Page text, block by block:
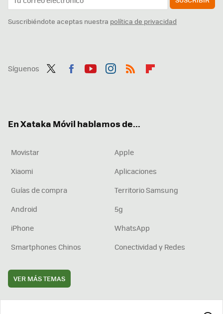
Suscribiéndote aceptas nuestra política de privacidad
Síguenos
En Xataka Móvil hablamos de...
Movistar
Apple
Xiaomi
Aplicaciones
Guías de compra
Territorio Samsung
Android
5g
iPhone
WhatsApp
Smartphones Chinos
Conectividad y Redes
VER MÁS TEMAS